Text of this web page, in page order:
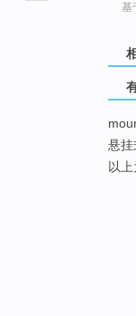
基
悬挂
以